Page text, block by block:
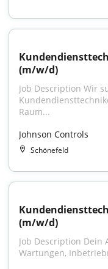
(m/w/d)
Job Description Wir
Raum...
Johnson Controls
Schönefeld
(m/w/d)
Job Description
Wartungen,